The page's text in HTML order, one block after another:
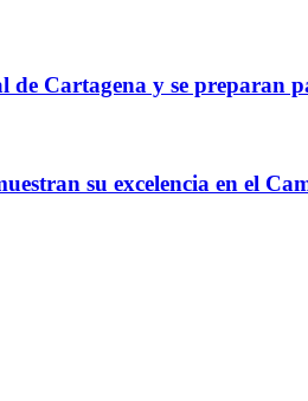
Cartagena y se preparan
su excelencia en el